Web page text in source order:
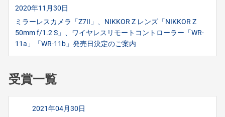
2020年11月30日
ミラーレスカメラ「Z7II」、NIKKOR Z レンズ「NIKKOR Z
50mm f/1.2 S」、ワイヤレスリモートコントローラー「WR-
11a」「WR-11b」発売日決定のご案内
受賞一覧
2021年04月30日